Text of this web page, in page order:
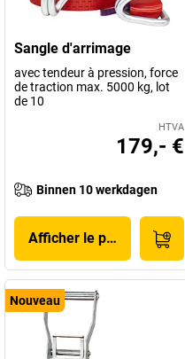
Sangle d'arrimage
avec tendeur à pression, force
de traction max. 5000 kg, lot
de 10
HTVA
179,- €
Binnen 10 werkdagen
Afficher le produit
Nouveau